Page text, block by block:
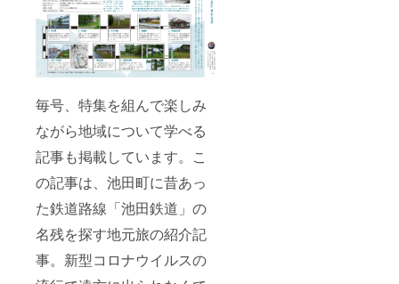
毎号、特集を組んで楽しみ
ながら地域について学べる
記事も掲載しています。こ
の記事は、池田町に昔あっ
た鉄道路線「池田鉄道」の
名残を探す地元旅の紹介記
事。新型コロナウイルスの